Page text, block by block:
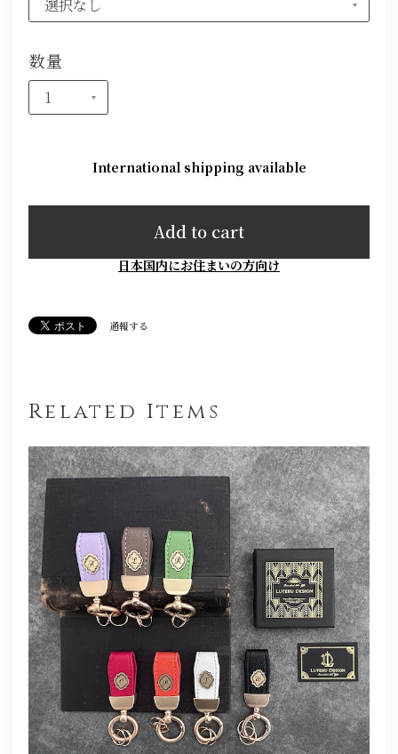
数量
International shipping available
Add to cart
日本国内にお住まいの方向け
通報する
Related Items